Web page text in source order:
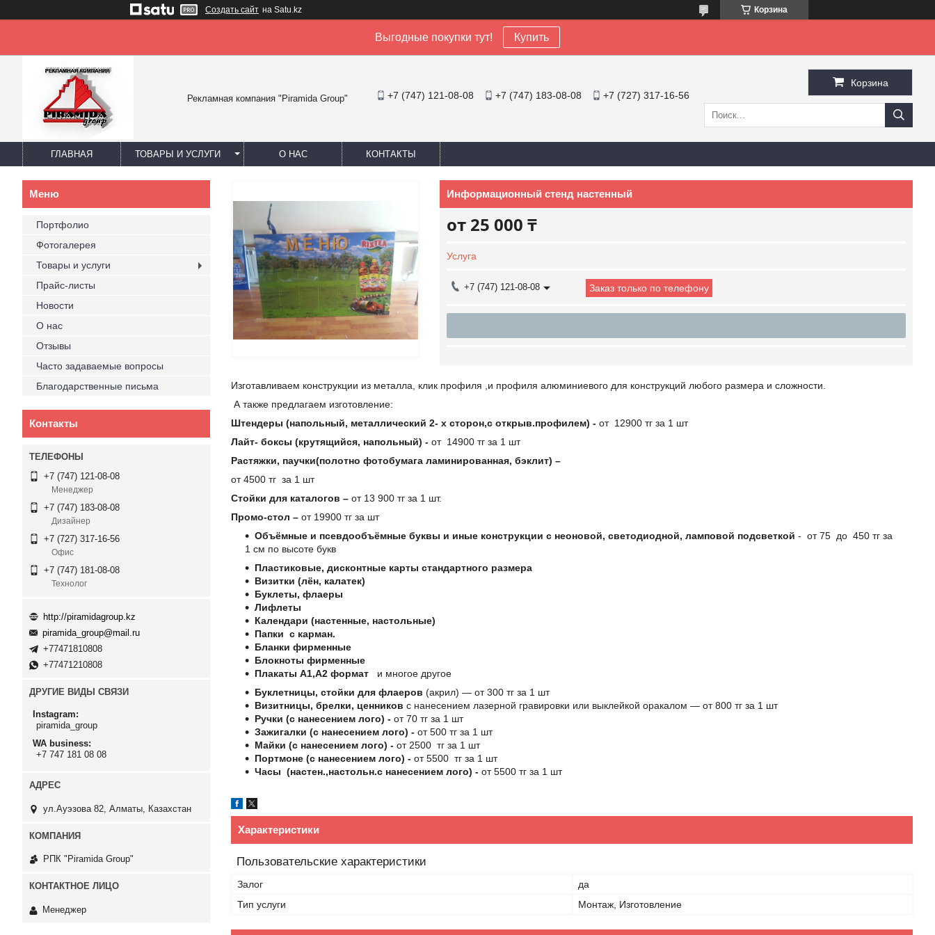
Создать сайт на Satu.kz Корзина
Выгодные покупки тут! Купить
Рекламная компания "Piramida Group" +7 (747) 121-08-08 +7 (747) 183-08-08 +7 (727) 317-16-56
Корзина
ГЛАВНАЯ ТОВАРЫ И УСЛУГИ О НАС КОНТАКТЫ
Информационный стенд настенный
от 25 000 ₸
Услуга
+7 (747) 121-08-08 Заказ только по телефону
Изготавливаем конструкции из металла, клик профиля ,и профиля алюминиевого для конструкций любого размера и сложности.
А также предлагаем изготовление:
Штендеры (напольный, металлический 2- х сторон,с открыв.профилем) - от 12900 тг за 1 шт
Лайт- боксы (крутящийся, напольный) - от 14900 тг за 1 шт
Растяжки, паучки(полотно фотобумага ламинированная, бэклит) –
от 4500 тг за 1 шт
Стойки для каталогов – от 13 900 тг за 1 шт.
Промо-стол – от 19900 тг за шт
Объёмные и псевдообъёмные буквы и иные конструкции с неоновой, светодиодной, ламповой подсветкой - от 75 до 450 тг за
1 см по высоте букв
Пластиковые, дисконтные карты стандартного размера
Визитки (лён, калатек)
Буклеты, флаеры
Лифлеты
Календари (настенные, настольные)
Папки с карман.
Бланки фирменные
Блокноты фирменные
Плакаты А1,А2 формат и многое другое
Буклетницы, стойки для флаеров (акрил) ― от 300 тг за 1 шт
Визитницы, брелки, ценников с нанесением лазерной гравировки или выклейкой оракалом ― от 800 тг за 1 шт
Ручки (с нанесением лого) - от 70 тг за 1 шт
Зажигалки (с нанесением лого) - от 500 тг за 1 шт
Майки (с нанесением лого) - от 2500 тг за 1 шт
Портмоне (с нанесением лого) - от 5500 тг за 1 шт
Часы (настен.,настольн.с нанесением лого) - от 5500 тг за 1 шт
Характеристики
Пользовательские характеристики
Залог
да
Тип услуги
Монтаж, Изготовление
Портфолио
Фотогалерея
Товары и услуги
Прайс-листы
Новости
О нас
Отзывы
Часто задаваемые вопросы
Благодарственные письма
Контакты
+7 (747) 121-08-08
Менеджер
+7 (747) 183-08-08
Дизайнер
+7 (727) 317-16-56
Офис
+7 (747) 181-08-08
Технолог
http://piramidagroup.kz
piramida_group@mail.ru
+77471810808
+77471210808
ДРУГИЕ ВИДЫ СВЯЗИ
Instagram
piramida_group
WA business
+7 747 181 08 08
ул.Ауэзова 82, Алматы, Казахстан
РПК "Piramida Group"
Менеджер